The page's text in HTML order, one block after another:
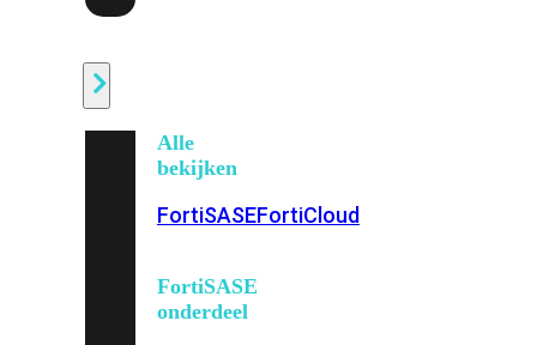
Alle
bekijken
FortiSASEFortiCloud
FortiSASE
onderdeel